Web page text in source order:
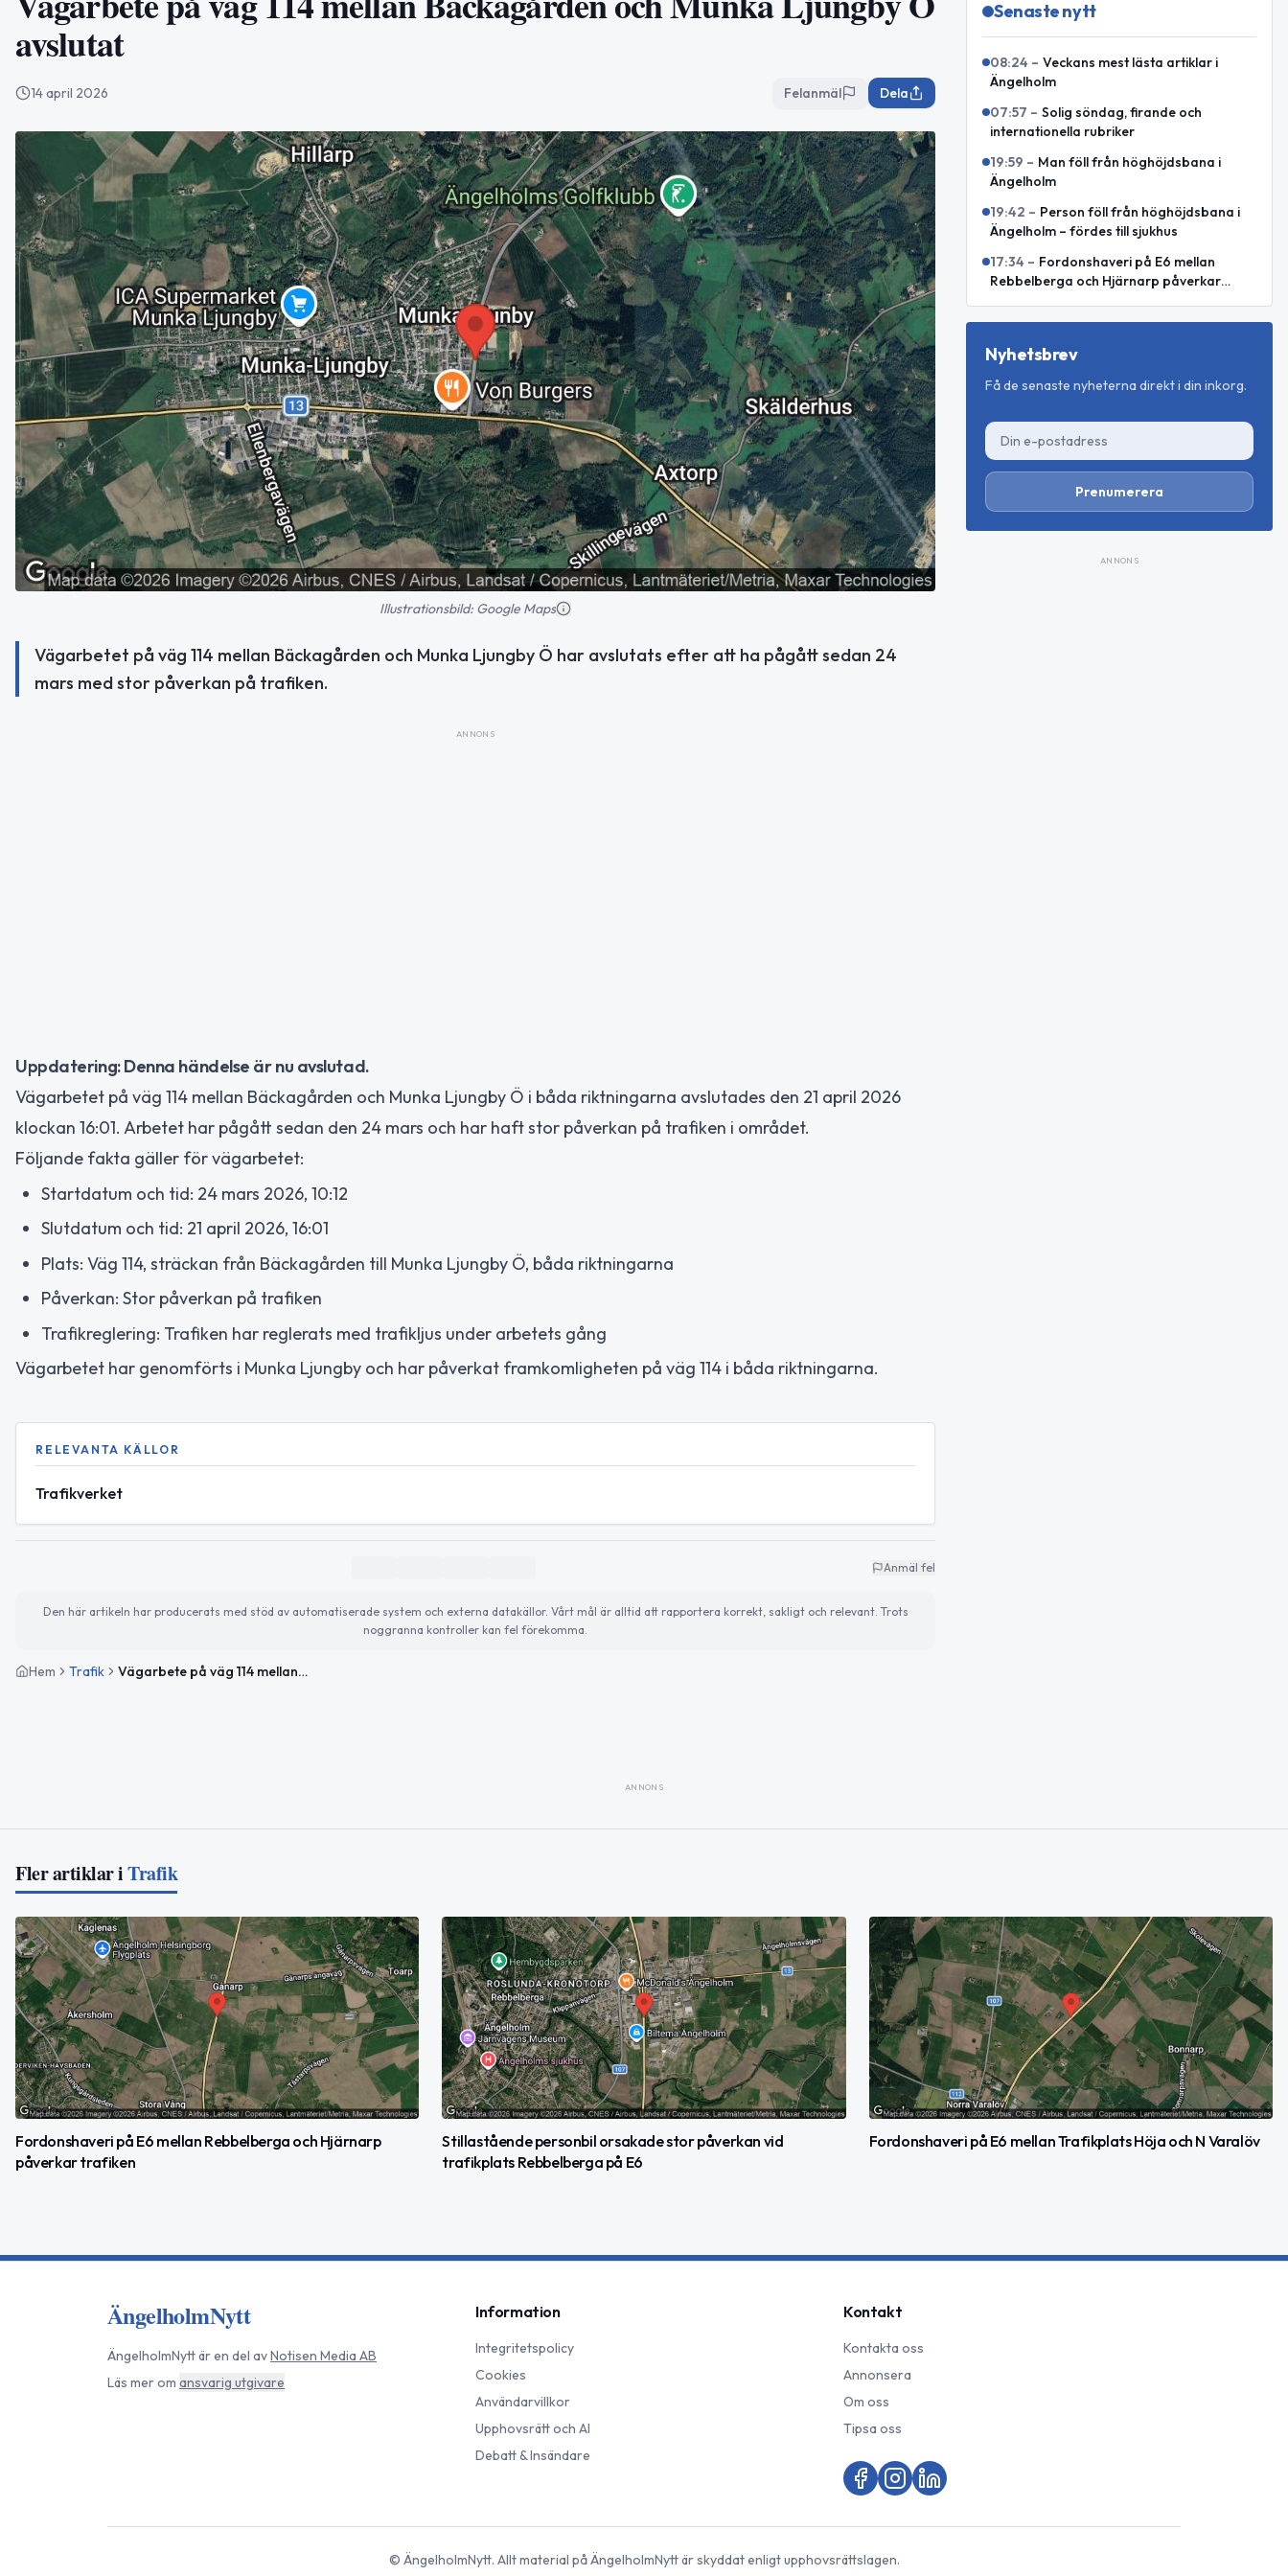
avslutat
14 april 2026 Felanmäl Dela
Illustrationsbild: Google Maps
Vägarbetet på väg 114 mellan Bäckagården och Munka Ljungby Ö har avslutats efter att ha pågått sedan 24
mars med stor påverkan på trafiken.
ANNONS
Uppdatering: Denna händelse är nu avslutad.
Vägarbetet på väg 114 mellan Bäckagården och Munka Ljungby Ö i båda riktningarna avslutades den 21 april 2026
klockan 16:01. Arbetet har pågått sedan den 24 mars och har haft stor påverkan på trafiken i området.
Följande fakta gäller för vägarbetet:
Startdatum och tid: 24 mars 2026, 10:12
Slutdatum och tid: 21 april 2026, 16:01
Plats: Väg 114, sträckan från Bäckagården till Munka Ljungby Ö, båda riktningarna
Påverkan: Stor påverkan på trafiken
Trafikreglering: Trafiken har reglerats med trafikljus under arbetets gång
Vägarbetet har genomförts i Munka Ljungby och har påverkat framkomligheten på väg 114 i båda riktningarna.
RELEVANTA KÄLLOR
Trafikverket
Anmäl fel
Den här artikeln har producerats med stöd av automatiserade system och externa datakällor. Vårt mål är alltid att rapportera korrekt, sakligt och relevant. Trots
noggranna kontroller kan fel förekomma.
Hem Trafik Vägarbete på väg 114 mellan Bäckagården och Munka Ljungby Ö avslutat
Senaste nytt
08:24 – Veckans mest lästa artiklar i
Ängelholm
07:57 – Solig söndag, firande och
internationella rubriker
19:59 – Man föll från höghöjdsbana i
Ängelholm
19:42 – Person föll från höghöjdsbana i
Ängelholm – fördes till sjukhus
17:34 – Fordonshaveri på E6 mellan
Rebbelberga och Hjärnarp påverkar
Nyhetsbrev
Få de senaste nyheterna direkt i din inkorg.
Prenumerera
ANNONS
ANNONS
Fler artiklar iTrafik
Fordonshaveri på E6 mellan Rebbelberga och Hjärnarp
påverkar trafiken
Stillastående personbil orsakade stor påverkan vid
trafikplats Rebbelberga på E6
Fordonshaveri på E6 mellan Trafikplats Höja och N Varalöv
ÄngelholmNytt
ÄngelholmNyttär en del avNotisen Media AB
Läs mer om ansvarig utgivare
Information
Integritetspolicy
Cookies
Användarvillkor
Upphovsrätt och AI
Debatt & Insändare
Kontakt
Kontakta oss
Annonsera
Om oss
Tipsa oss
© ÄngelholmNytt. Allt material påÄngelholmNyttär skyddat enligt upphovsrättslagen.